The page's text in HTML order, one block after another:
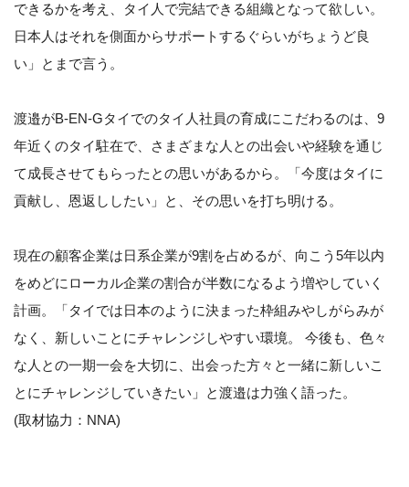
できるかを考え、タイ人で完結できる組織となって欲しい。
日本人はそれを側面からサポートするぐらいがちょうど良
い」とまで言う。
渡邉がB-EN-Gタイでのタイ人社員の育成にこだわるのは、9
年近くのタイ駐在で、さまざまな人との出会いや経験を通じ
て成長させてもらったとの思いがあるから。「今度はタイに
貢献し、恩返ししたい」と、その思いを打ち明ける。
現在の顧客企業は日系企業が9割を占めるが、向こう5年以内
をめどにローカル企業の割合が半数になるよう増やしていく
計画。「タイでは日本のように決まった枠組みやしがらみが
なく、新しいことにチャレンジしやすい環境。 今後も、色々
な人との一期一会を大切に、出会った方々と一緒に新しいこ
とにチャレンジしていきたい」と渡邉は力強く語った。
(取材協力：NNA)